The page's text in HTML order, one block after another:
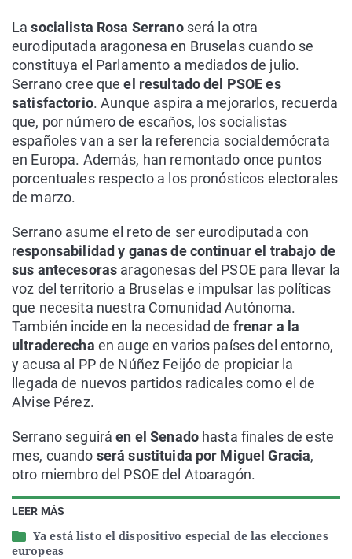
LEER MÁS
Ya está listo el dispositivo especial de las elecciones
europeas
Lasocialista Rosa Serranoserá la otra
eurodiputada aragonesa en Bruselas cuando se
constituya el Parlamento a mediados de julio.
Serrano cree queel resultado del PSOE es
satisfactorio. Aunque aspira a mejorarlos, recuerda
que, por número de escaños, los socialistas
españoles van a ser la referencia socialdemócrata
en Europa. Además, han remontado once puntos
porcentuales respecto a los pronósticos electorales
de marzo.
Serrano asume el reto de ser eurodiputada con
responsabilidad y ganas de continuar el trabajo de
sus antecesoras aragonesas del PSOE para llevar la
voz del territorio a Bruselas e impulsar las políticas
que necesita nuestra Comunidad Autónoma.
También incide en la necesidad de frenar a la
ultraderecha en auge en varios países del entorno,
y acusa al PP de Núñez Feijóo de propiciar la
llegada de nuevos partidos radicales como el de
Alvise Pérez.
Serrano seguiráen el Senadohasta finales de este
mes, cuando será sustituida por Miguel Gracia,
otro miembro del PSOE del Atoaragón.